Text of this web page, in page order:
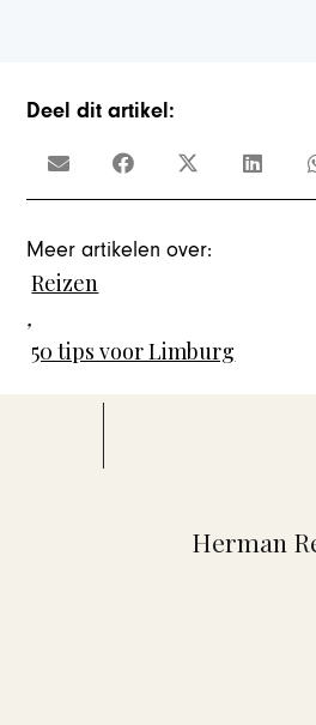
Deel dit artikel:
Meer artikelen over:
Reizen
,
50 tips voor Limburg
Herman